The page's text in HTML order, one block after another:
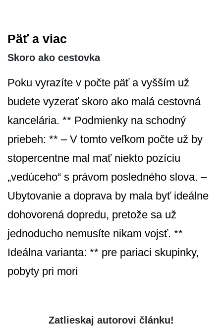
Päť a viac
Skoro ako cestovka
Poku vyrazíte v počte päť a vyšším už
budete vyzerať skoro ako malá cestovná
kancelária. ** Podmienky na schodný
priebeh: ** – V tomto veľkom počte už by
stopercentne mal mať niekto pozíciu
„vedúceho“ s právom posledného slova. –
Ubytovanie a doprava by mala byť ideálne
dohovorená dopredu, pretože sa už
jednoducho nemusíte nikam vojsť. **
Ideálna varianta: ** pre pariaci skupinky,
pobyty pri mori
Zatlieskaj autorovi článku!